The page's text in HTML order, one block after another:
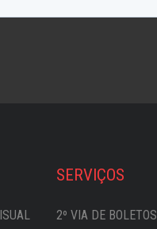
SERVIÇOS
2º VIA DE BOLETOS